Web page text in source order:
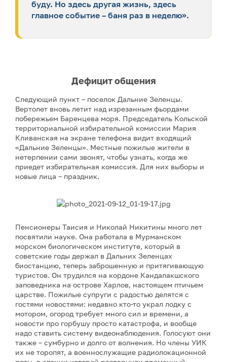
буду. Но здесь другая жизнь, здесь
главное событие – баня раз в неделю».
Дефицит общения
Следующий пункт – поселок Дальние Зеленцы.
Вертолет вновь летит над изрезанным фьордами
побережьем Баренцева моря. Председатель Кольской
территориальной избирательной комиссии Мария
Кливанская на экране телефона видит входящий
«Дальние Зеленцы». Местные пожилые жители в
нетерпении сами звонят, чтобы узнать, когда же
приедет избирательная комиссия. Для них выборы и
новые лица – праздник.
Пенсионеры Таисия и Николай Никитины много лет
посвятили науке. Она работала в Мурманском
морском биологическом институте, который в
советские годы держал в Дальних Зеленцах
биостанцию, теперь заброшенную и притягивающую
туристов. Он трудился на кордоне Кандалакшского
заповедника на острове Харлов, настоящем птичьем
царстве. Пожилые супруги с радостью делятся с
гостями новостями: недавно кто-то украл лодку с
мотором, огород требует много сил и времени, а
новости про горбушу просто катастрофа, и вообще
надо ставить систему видеонаблюдения. Голосуют они
также – сумбурно и долго от волнения. Но члены УИК
их не торопят, а военнослужащие радиолокационной